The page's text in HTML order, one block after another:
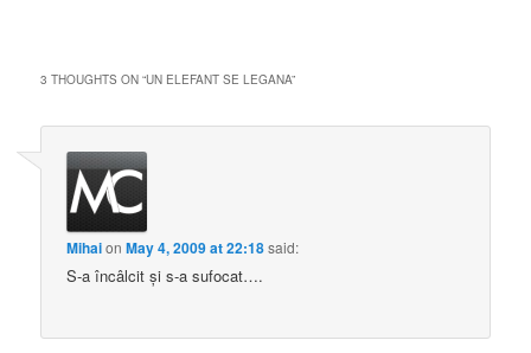
3 THOUGHTS ON “UN ELEFANT SE LEGANA”
MihaionMay 4, 2009 at 22:18said:
S-a încâlcit și s-a sufocat….